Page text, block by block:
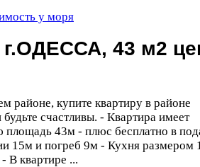
у моря
г.ОДЕССА, 43 м2
районе, купите квартиру в районе
счастливы. - Квартира имеет
43м - плюс бесплатно в
15м и погреб 9м - Кухня размером
В квартире ...